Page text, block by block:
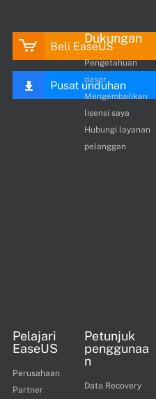
Beli EaseUS
Pusat unduhan
Dukungan
Pengetahuan
dasar
Mengembalikan
lisensi saya
Hubungi layanan
pelanggan
Pelajari
EaseUS
Perusahaan
Partner
Petunjuk
penggunaa
n
Data Recovery